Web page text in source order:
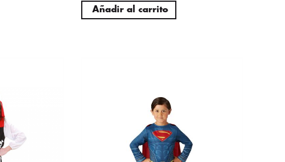
Añadir al carrito